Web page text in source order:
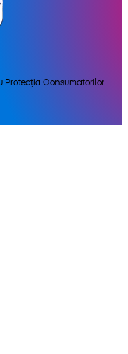
Consumatorilor